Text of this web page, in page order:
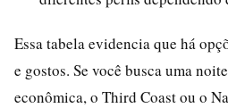
Essa tabela evidencia que há
e gostos. Se você busca uma
econômica, o Third Coast ou o